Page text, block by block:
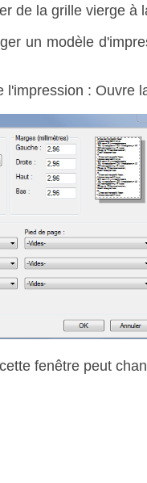
de la grille vierge à
un modèle
l'impression : Ouvre
fenêtre peut